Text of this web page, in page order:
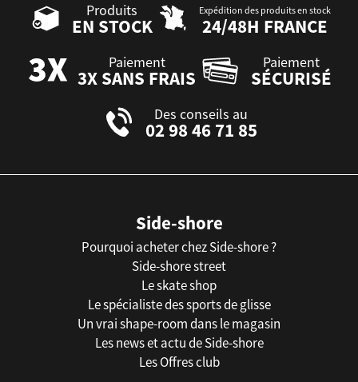
Produits
EN STOCK
Expédition des produits en stock
24/48H FRANCE
Paiement
3X SANS FRAIS
Paiement
SÉCURISÉ
Des conseils au
02 98 46 71 85
Side-shore
Pourquoi acheter chez Side-shore ?
Side-shore street
Le skate shop
Le spécialiste des sports de glisse
Un vrai shape-room dans le magasin
Les news et actu de Side-shore
Les Offres club